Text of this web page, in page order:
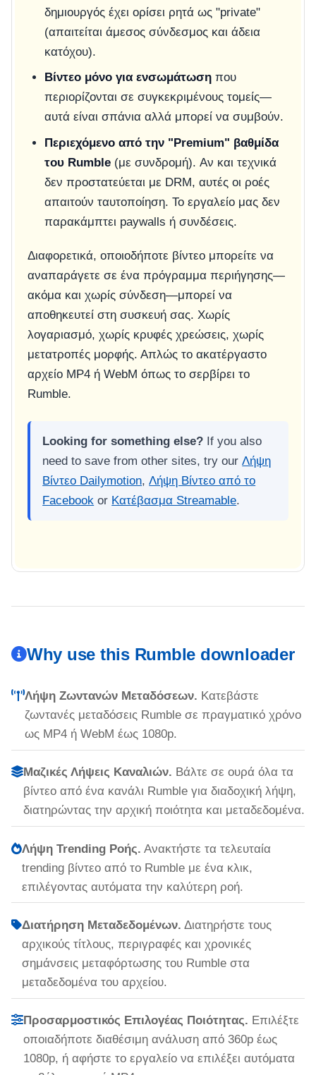
δημιουργός έχει ορίσει ρητά ως "private"
(απαιτείται άμεσος σύνδεσμος και άδεια
κατόχου).
Βίντεο μόνο για ενσωμάτωσηπου
περιορίζονται σε συγκεκριμένους τομείς—
αυτά είναι σπάνια αλλά μπορεί να συμβούν.
Περιεχόμενο από την "Premium" βαθμίδα
του Rumble(με συνδρομή). Αν και τεχνικά
δεν προστατεύεται με DRM, αυτές οι ροές
απαιτούν ταυτοποίηση. Το εργαλείο μας δεν
παρακάμπτει paywalls ή συνδέσεις.
Διαφορετικά, οποιοδήποτε βίντεο μπορείτε να
αναπαράγετε σε ένα πρόγραμμα περιήγησης—
ακόμα και χωρίς σύνδεση—μπορεί να
αποθηκευτεί στη συσκευή σας. Χωρίς
λογαριασμό, χωρίς κρυφές χρεώσεις, χωρίς
μετατροπές μορφής. Απλώς το ακατέργαστο
αρχείο MP4 ή WebM όπως το σερβίρει το
Rumble.
Looking for something else? If you also
need to save from other sites, try ourΛήψη
Βίντεο Dailymotion,Λήψη Βίντεο από το
Facebook or Κατέβασμα Streamable.
Why use this Rumble downloader
Λήψη Ζωντανών Μεταδόσεων. Κατεβάστε
ζωντανές μεταδόσεις Rumble σε πραγματικό χρόνο
ως MP4 ή WebM έως 1080p.
Μαζικές Λήψεις Καναλιών. Βάλτε σε ουρά όλα τα
βίντεο από ένα κανάλι Rumble για διαδοχική λήψη,
διατηρώντας την αρχική ποιότητα και μεταδεδομένα.
Λήψη Trending Ροής. Ανακτήστε τα τελευταία
trending βίντεο από το Rumble με ένα κλικ,
επιλέγοντας αυτόματα την καλύτερη ροή.
Διατήρηση Μεταδεδομένων. Διατηρήστε τους
αρχικούς τίτλους, περιγραφές και χρονικές
σημάνσεις μεταφόρτωσης του Rumble στα
μεταδεδομένα του αρχείου.
Προσαρμοστικός Επιλογέας Ποιότητας. Επιλέξτε
οποιαδήποτε διαθέσιμη ανάλυση από 360p έως
1080p, ή αφήστε το εργαλείο να επιλέξει αυτόματα